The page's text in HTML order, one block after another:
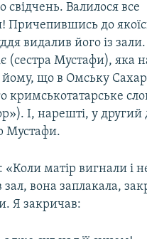
свідчень. Валилося все
Причепившись до
видалив його із
(сестра Мустафи), яка
йому, що в Омську
кримськотатарське
І, нарешті, у другий
Мустафи.
«Коли матір вигнали і
зал, вона заплакала,
Я закричав: